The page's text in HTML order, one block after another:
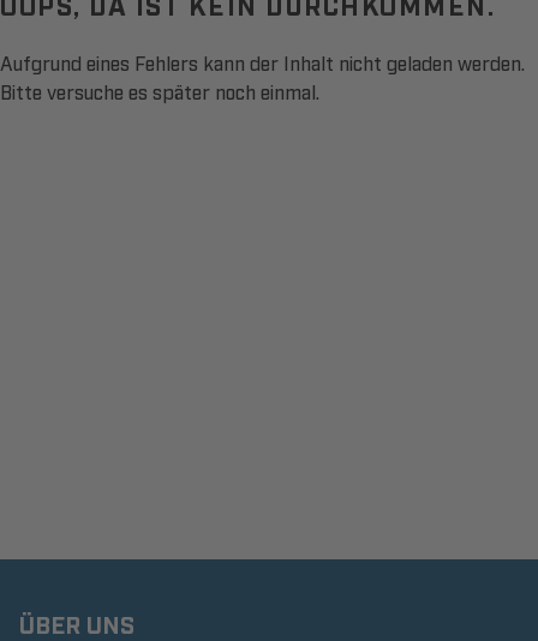
Aufgrund eines Fehlers kann der Inhalt nicht geladen werden.
Bitte versuche es später noch einmal.
ÜBER UNS